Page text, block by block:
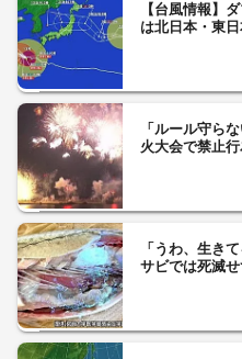
【台風情報】
は北日本・東
「ルール守ら
火大会で禁止
「うわ、生き
サビでは死滅